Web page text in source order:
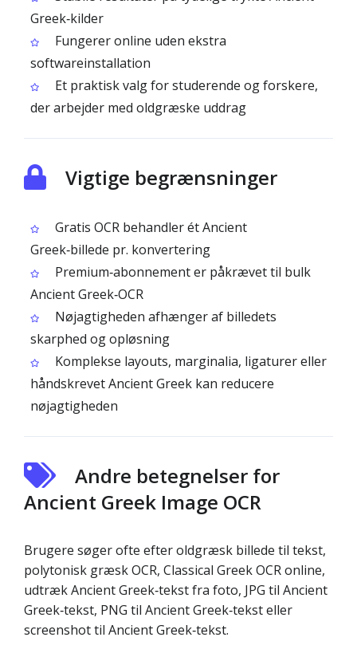
Greek‑kilder
Fungerer online uden ekstra
softwareinstallation
Et praktisk valg for studerende og forskere,
der arbejder med oldgræske uddrag
Vigtige begrænsninger
Gratis OCR behandler ét Ancient
Greek‑billede pr. konvertering
Premium‑abonnement er påkrævet til bulk
Ancient Greek‑OCR
Nøjagtigheden afhænger af billedets
skarphed og opløsning
Komplekse layouts, marginalia, ligaturer eller
håndskrevet Ancient Greek kan reducere
nøjagtigheden
Andre betegnelser for
Ancient Greek Image OCR
Brugere søger ofte efter oldgræsk billede til tekst,
polytonisk græsk OCR, Classical Greek OCR online,
udtræk Ancient Greek‑tekst fra foto, JPG til Ancient
Greek‑tekst, PNG til Ancient Greek‑tekst eller
screenshot til Ancient Greek‑tekst.